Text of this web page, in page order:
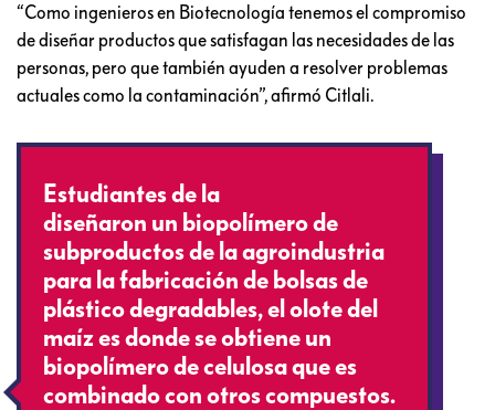
“Como ingenieros en Biotecnología tenemos el compromiso
de diseñar productos que satisfagan las necesidades de las
personas, pero que también ayuden a resolver problemas
actuales como la contaminación”, afirmó Citlali.
Estudiantes de la
diseñaron un biopolímero de
subproductos de la agroindustria
para la fabricación de bolsas de
plástico degradables, el olote del
maíz es donde se obtiene un
biopolímero de celulosa que es
combinado con otros compuestos.